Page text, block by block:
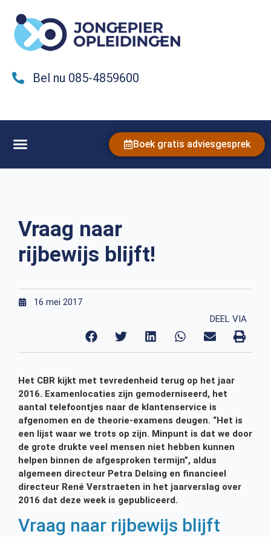
Bel nu 085-4859600
Boek gratis adviesgesprek
Vraag naar
rijbewijs blijft!
16 mei 2017
DEEL VIA
Het CBR kijkt met tevredenheid terug op het jaar
2016. Examenlocaties zijn gemoderniseerd, het
aantal telefoontjes naar de klantenservice is
afgenomen en de theorie-examens deugen. “Het is
een lijst waar we trots op zijn. Minpunt is dat we door
de grote drukte veel mensen niet hebben kunnen
helpen binnen de afgesproken termijn”, aldus
algemeen directeur Petra Delsing en financieel
directeur René Verstraeten in het jaarverslag over
2016 dat deze week is gepubliceerd.
Vraag naar rijbewijs blijft